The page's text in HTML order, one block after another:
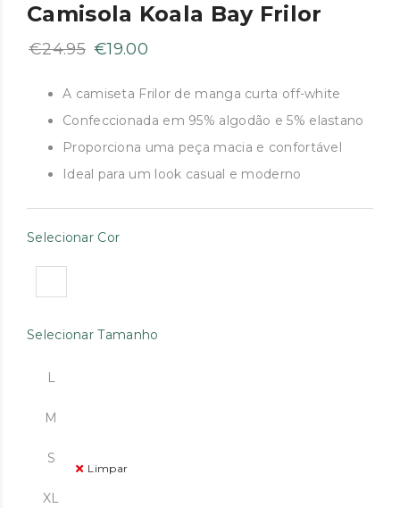
Camisola Koala Bay Frilor
€24.95 O
original
era:
€24.95.
€19.00
atual
é:
€19.00.
A camiseta Frilor de manga curta off-white
Confeccionada em 95% algodão e 5% elastano
Proporciona uma peça macia e confortável
Ideal para um look casual e moderno
Selecionar Cor
Selecionar Tamanho
L
M
S
XL
Limpar